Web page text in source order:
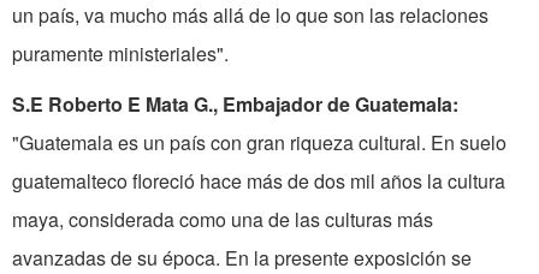
un país, va mucho más allá de lo que son las relaciones
puramente ministeriales".
S.E Roberto E Mata G., Embajador de Guatemala:
"Guatemala es un país con gran riqueza cultural. En suelo
guatemalteco floreció hace más de dos mil años la cultura
maya, considerada como una de las culturas más
avanzadas de su época. En la presente exposición se